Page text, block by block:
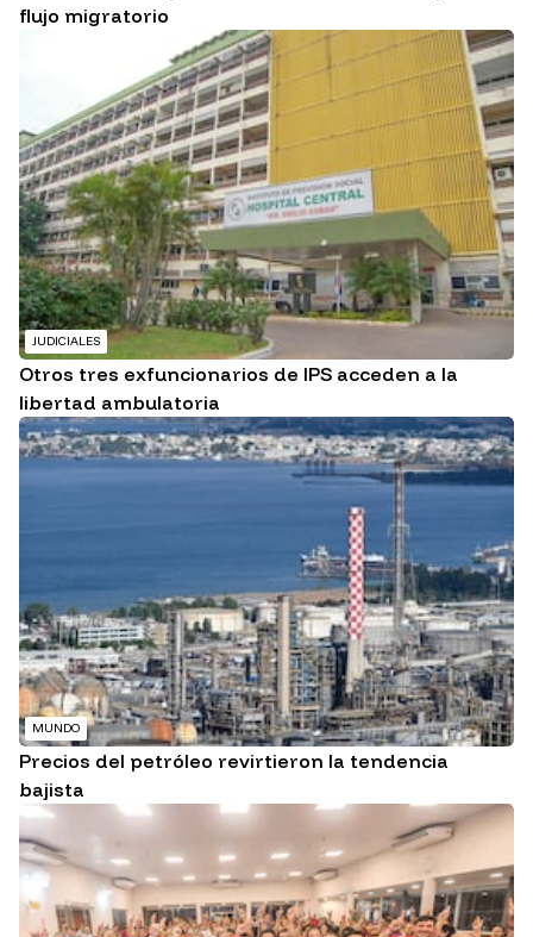
flujo migratorio
JUDICIALES
Otros tres exfuncionarios de IPS acceden a la
libertad ambulatoria
MUNDO
Precios del petróleo revirtieron la tendencia
bajista